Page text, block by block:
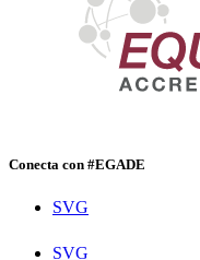
Conecta con #EGADE
SVG
SVG